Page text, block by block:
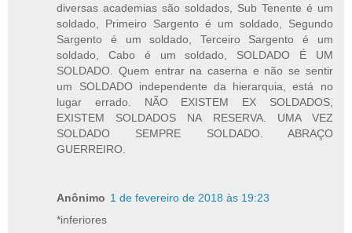
diversas academias são soldados, Sub Tenente é um
soldado, Primeiro Sargento é um soldado, Segundo
Sargento é um soldado, Terceiro Sargento é um
soldado, Cabo é um soldado, SOLDADO É UM
SOLDADO. Quem entrar na caserna e não se sentir
um SOLDADO independente da hierarquia, está no
lugar errado. NÃO EXISTEM EX SOLDADOS,
EXISTEM SOLDADOS NA RESERVA. UMA VEZ
SOLDADO SEMPRE SOLDADO. ABRAÇO
GUERREIRO.
Anônimo 1 de fevereiro de 2018 às 19:23
*inferiores